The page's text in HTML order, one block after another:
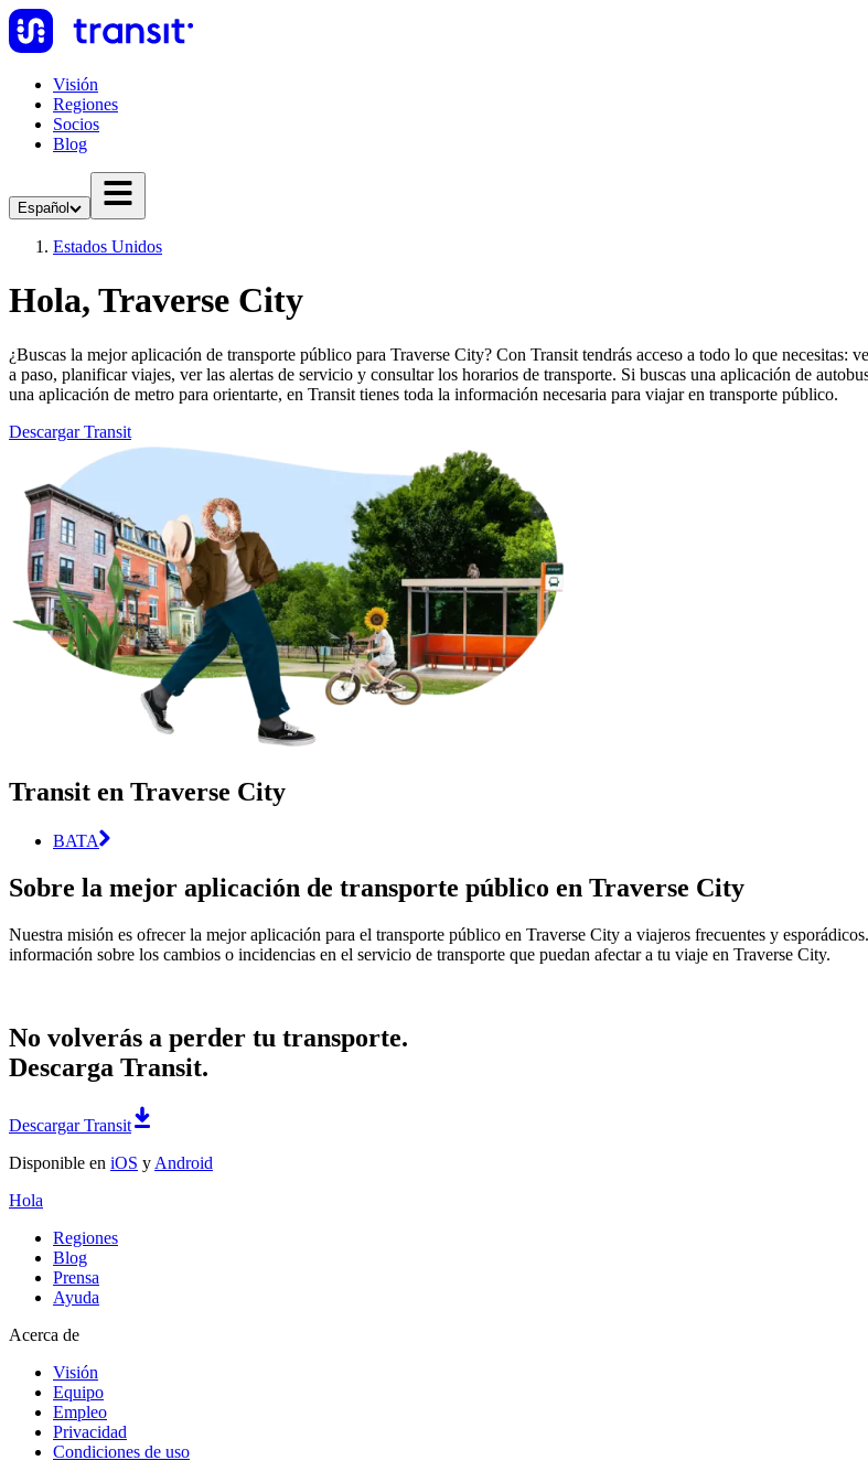
Visión
Regiones
Socios
Blog
Español
Estados Unidos
Hola, Traverse City
¿Buscas la mejor aplicación de transporte público para Traverse City? Con Transit tendrás acceso a todo lo que necesitas:
a paso, planificar viajes, ver las alertas de servicio y consultar los horarios de transporte. Si buscas una aplicación de
una aplicación de metro para orientarte, en Transit tienes toda la información necesaria para viajar en transporte público.
Descargar Transit
Transit en Traverse City
BATA
Sobre la mejor aplicación de transporte público en Traverse City
Nuestra misión es ofrecer la mejor aplicación para el transporte público en Traverse City a viajeros frecuentes y
información sobre los cambios o incidencias en el servicio de transporte que puedan afectar a tu viaje en Traverse City.
No volverás a perder tu transporte.
Descarga Transit.
Descargar Transit
Disponible en iOS y Android
Hola
Regiones
Blog
Prensa
Ayuda
Acerca de
Visión
Equipo
Empleo
Privacidad
Condiciones de uso